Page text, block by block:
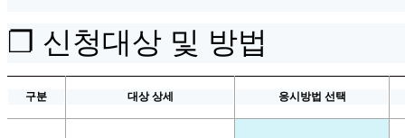
❐ 신청대상 및 방법
구분 대상 상세 응시방법 선택